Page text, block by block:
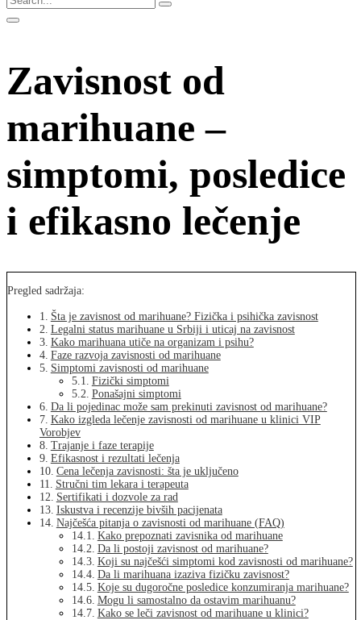
Zavisnost od
marihuane –
simptomi, posledice
i efikasno lečenje
Pregled sadržaja:
Šta je zavisnost od marihuane? Fizička i psihička zavisnost
Legalni status marihuane u Srbiji i uticaj na zavisnost
Kako marihuana utiče na organizam i psihu?
Faze razvoja zavisnosti od marihuane
Simptomi zavisnosti od marihuane
Fizički simptomi
Ponašajni simptomi
Da li pojedinac može sam prekinuti zavisnost od marihuane?
Kako izgleda lečenje zavisnosti od marihuane u klinici VIP
Vorobjev
Trajanje i faze terapije
Efikasnost i rezultati lečenja
Cena lečenja zavisnosti: šta je uključeno
Stručni tim lekara i terapeuta
Sertifikati i dozvole za rad
Iskustva i recenzije bivših pacijenata
Najčešća pitanja o zavisnosti od marihuane (FAQ)
Kako prepoznati zavisnika od marihuane
Da li postoji zavisnost od marihuane?
Koji su najčešći simptomi kod zavisnosti od marihuane?
Da li marihuana izaziva fizičku zavisnost?
Koje su dugoročne posledice konzumiranja marihuane?
Mogu li samostalno da ostavim marihuanu?
Kako se leči zavisnost od marihuane u klinici?